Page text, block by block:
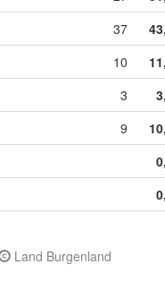
37
10
3
9
Land Burgenland